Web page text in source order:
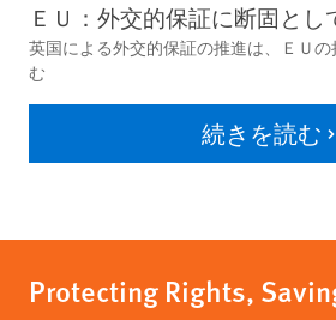
ＥＵ：外交的保証に断固とし
英国による外交的保証の推進は、ＥＵ
む
続きを読む
Protecting Rights,